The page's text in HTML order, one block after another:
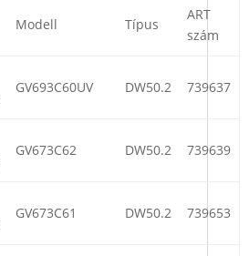
Modell Típus
ART
szám
GV693C60UV DW50.2 739637
GV673C62 DW50.2 739639
GV673C61 DW50.2 739653